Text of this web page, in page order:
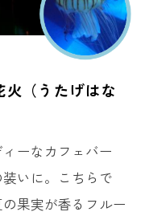
火（うたげはな
ーなカフェバー
いに。こちらで
果実が香るフルー